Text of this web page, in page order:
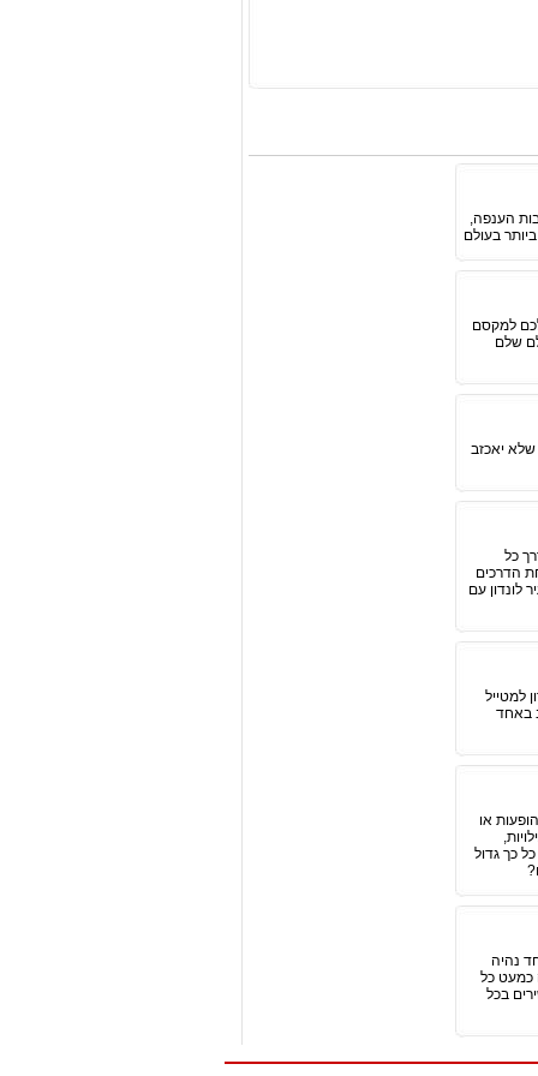
הענפה,
למקסם
שלם
שלא יאכזב
כל
הדרכים
לונדון עם
למטייל
באחד
או
כך גדול
נהיה
כמעט כל
בכל